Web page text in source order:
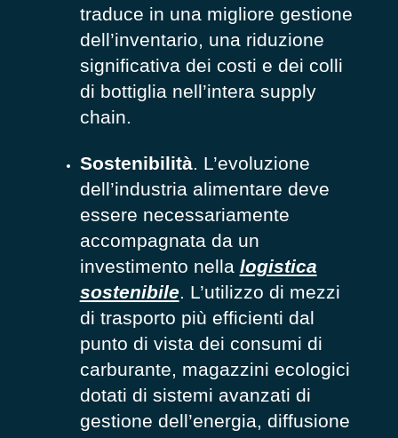
traduce in una migliore gestione
dell’inventario, una riduzione
significativa dei costi e dei colli
di bottiglia nell’intera supply
chain.
Sostenibilità . L’evoluzione
dell’industria alimentare deve
essere necessariamente
accompagnata da un
investimento nella logistica
sostenibile . L’utilizzo di mezzi
di trasporto più efficienti dal
punto di vista dei consumi di
carburante, magazzini ecologici
dotati di sistemi avanzati di
gestione dell’energia, diffusione